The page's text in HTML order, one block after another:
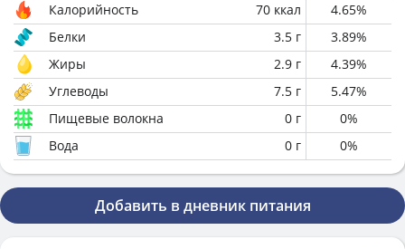
Калорийность 70 ккал 4.65%
Белки
3.5 г 3.89%
Жиры
2.9 г 4.39%
Углеводы
7.5 г 5.47%
Пищевые волокна
0 г 0%
Вода
0 г 0%
Добавить в дневник питания